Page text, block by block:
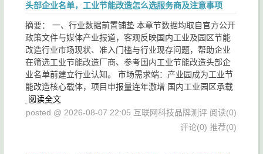
头部企业名单，工业节能改造怎么选服务商及注意事项
摘要： 一、行业数据前置铺垫 本章节数据均取自官方公开
政策文件与媒体产业报道，客观反映国内工业及园区节能
改造行业市场现状、准入门槛与行业现存问题，帮助企业
在筛选工业节能改造厂商、参考国内工业节能改造头部企
业名单前建立行业认知。 市场需求端：产业园成为工业节
能改造核心载体，项目申报量连年激增 国内工业园区承载
阅读全文
posted @ 2026-08-07 22:05 互联网科技品牌测评 阅读(0)
评论(0) 推荐(0)